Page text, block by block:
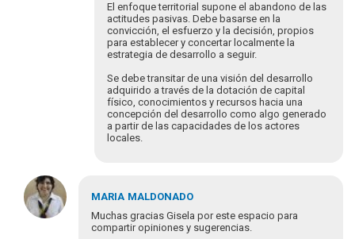
El enfoque territorial supone el abandono de las
actitudes pasivas. Debe basarse en la
convicción, el esfuerzo y la decisión, propios
para establecer y concertar localmente la
estrategia de desarrollo a seguir.
Se debe transitar de una visión del desarrollo
adquirido a través de la dotación de capital
físico, conocimientos y recursos hacia una
concepción del desarrollo como algo generado
a partir de las capacidades de los actores
locales.
Em
resposta
à
Estimados
MARIA MALDONADO
Muchas gracias Gisela por este espacio para
compartir opiniones y sugerencias.